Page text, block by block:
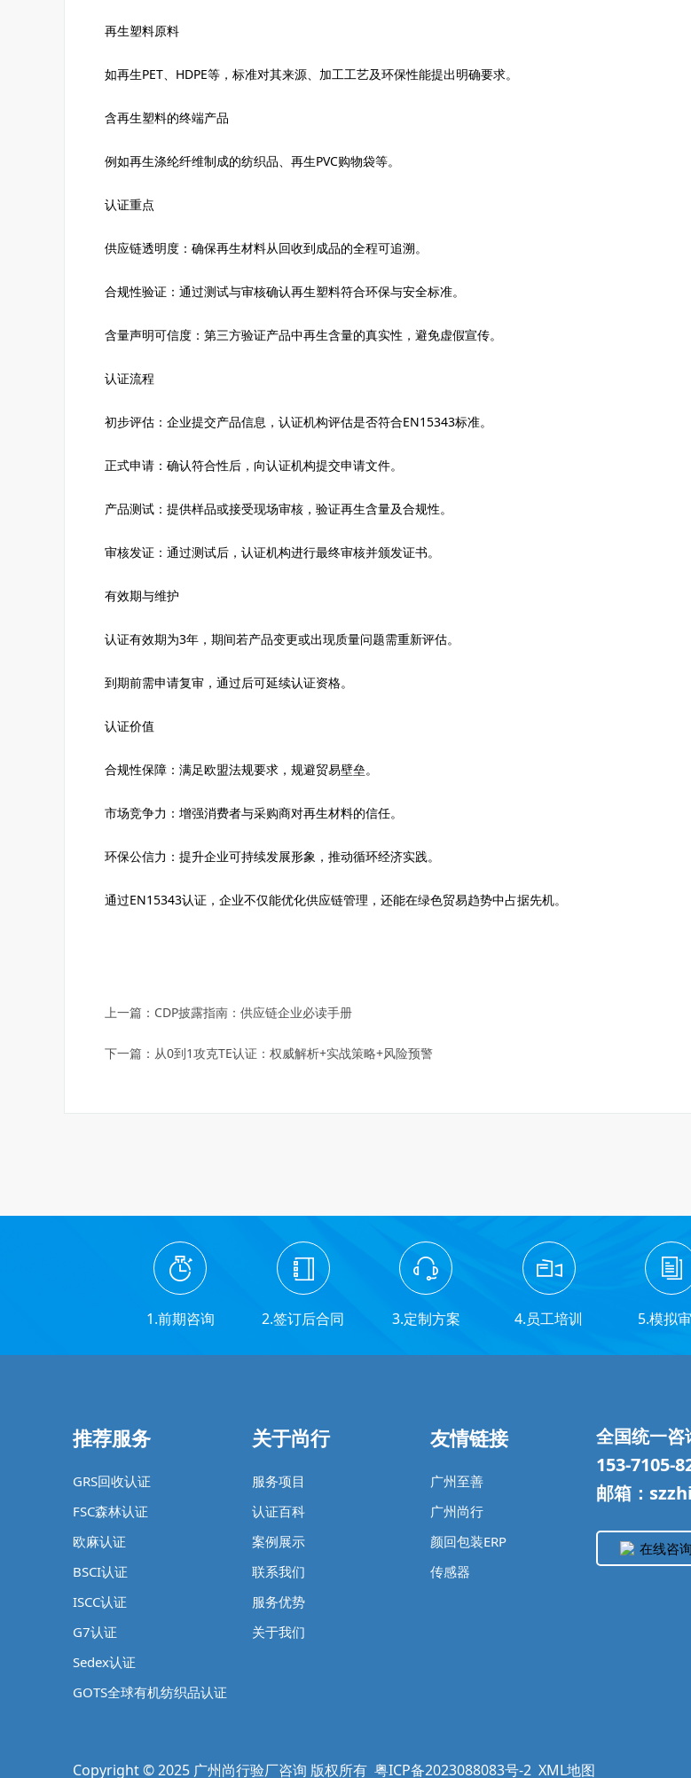
再生塑料原料
如再生PET、HDPE等，标准对其来源、加工工艺及环保性能提出明确要求。
含再生塑料的终端产品
例如再生涤纶纤维制成的纺织品、再生PVC购物袋等。
认证重点
供应链透明度：确保再生材料从回收到成品的全程可追溯。
合规性验证：通过测试与审核确认再生塑料符合环保与安全标准。
含量声明可信度：第三方验证产品中再生含量的真实性，避免虚假宣传。
认证流程
初步评估：企业提交产品信息，认证机构评估是否符合EN15343标准。
正式申请：确认符合性后，向认证机构提交申请文件。
产品测试：提供样品或接受现场审核，验证再生含量及合规性。
审核发证：通过测试后，认证机构进行最终审核并颁发证书。
有效期与维护
认证有效期为3年，期间若产品变更或出现质量问题需重新评估。
到期前需申请复审，通过后可延续认证资格。
认证价值
合规性保障：满足欧盟法规要求，规避贸易壁垒。
市场竞争力：增强消费者与采购商对再生材料的信任。
环保公信力：提升企业可持续发展形象，推动循环经济实践。
通过EN15343认证，企业不仅能优化供应链管理，还能在绿色贸易趋势中占据先机。
上一篇： CDP披露指南：供应链企业必读手册
下一篇： 从0到1攻克TE认证：权威解析+实战策略+风险预警
1.前期咨询 2.签订后合同 3.定制方案 4.员工培训 5.模拟
推荐服务
GRS回收认证
FSC森林认证
欧麻认证
BSCI认证
ISCC认证
G7认证
Sedex认证
GOTS全球有机纺织品认证
关于尚行
服务项目
认证百科
案例展示
联系我们
服务优势
关于我们
友情链接
广州至善
广州尚行
颜回包装ERP
传感器
全国统一咨
153-7105-
邮箱：
在线咨询
Copyright © 2025 广州尚行验厂咨询 版权所有 粤ICP备2023088083号-2 XML地图